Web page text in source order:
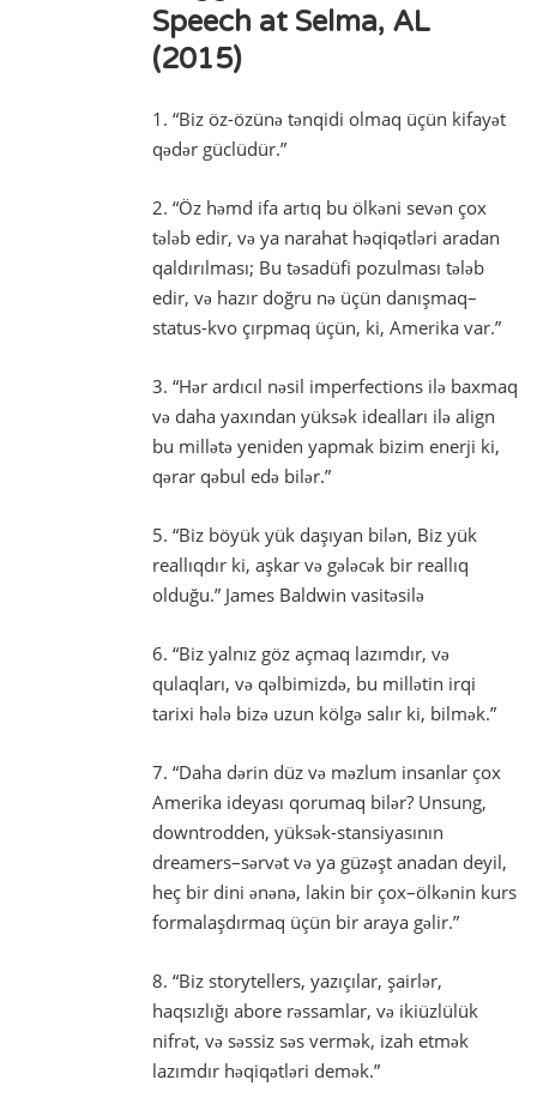
Speech at Selma, AL
(2015)
1. “Biz öz-özünə tənqidi olmaq üçün kifayət
qədər güclüdür.”
2. “Öz həmd ifa artıq bu ölkəni sevən çox
tələb edir, və ya narahat həqiqətləri aradan
qaldırılması; Bu təsadüfi pozulması tələb
edir, və hazır doğru nə üçün danışmaq–
status-kvo çırpmaq üçün, ki, Amerika var.”
3. “Hər ardıcıl nəsil imperfections ilə baxmaq
və daha yaxından yüksək idealları ilə align
bu millətə yeniden yapmak bizim enerji ki,
qərar qəbul edə bilər.”
5. “Biz böyük yük daşıyan bilən, Biz yük
reallıqdır ki, aşkar və gələcək bir reallıq
olduğu.” James Baldwin vasitəsilə
6. “Biz yalnız göz açmaq lazımdır, və
qulaqları, və qəlbimizdə, bu millətin irqi
tarixi hələ bizə uzun kölgə salır ki, bilmək.”
7. “Daha dərin düz və məzlum insanlar çox
Amerika ideyası qorumaq bilər? Unsung,
downtrodden, yüksək-stansiyasının
dreamers–sərvət və ya güzəşt anadan deyil,
heç bir dini ənənə, lakin bir çox–ölkənin kurs
formalaşdırmaq üçün bir araya gəlir.”
8. “Biz storytellers, yazıçılar, şairlər,
haqsızlığı abore rəssamlar, və ikiüzlülük
nifrət, və səssiz səs vermək, izah etmək
lazımdır həqiqətləri demək.”